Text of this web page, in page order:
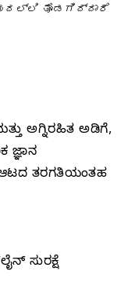
ತೊಡಗಿದ್ದಾರೆ
ಅಗ್ನಿರಹಿತ ಅಡಿಗೆ,
ಜ್ಞಾನ
ಆಟದ ತರಗತಿಯಂತಹ
ಸುರಕ್ಷೆ